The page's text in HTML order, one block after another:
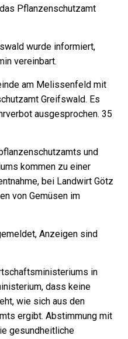
Pflanzenschutzamt
wurde informiert,
vereinbart.
am Melissenfeld mit
Greifswald. Es
ausgesprochen. 35
und
kommen zu einer
bei Landwirt Götz
von Gemüsen im
Anzeigen sind
in
dass keine
wie sich aus den
ergibt. Abstimmung mit
gesundheitliche